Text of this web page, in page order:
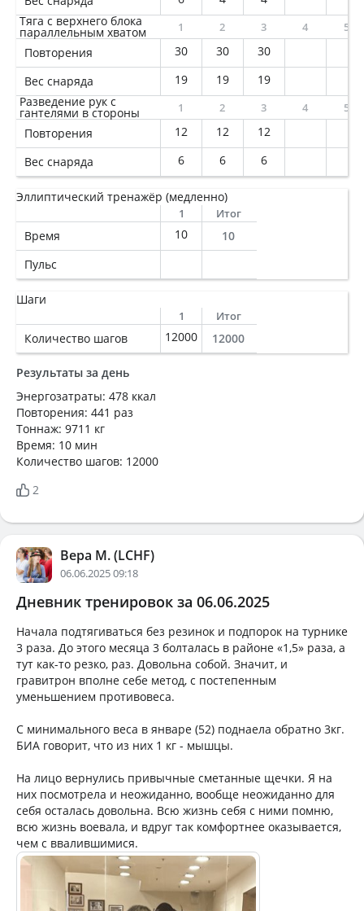
Тяга с верхнего блока
параллельным хватом 1 2 3 4 5
Повторения 30 30
30
Вес снаряда
19 19
19
Разведение рук с
гантелями в стороны 1 2 3 4 5
Повторения 12 12
12
Вес снаряда
6 6 6
Эллиптический тренажёр (медленно)
1 Итог
Время 10
10
Пульс
Шаги
1 Итог
Количество шагов 12000 12000
Результаты за день
Энергозатраты: 478 ккал
Повторения: 441 раз
Тоннаж: 9711 кг
Время: 10 мин
Количество шагов: 12000
2
Вера М. (LCHF)
06.06.2025 09:18
Дневник тренировок за 06.06.2025
Начала подтягиваться без резинок и подпорок на турнике
3 раза. До этого месяца 3 болталась в районе «1,5» раза, а
тут как-то резко, раз. Довольна собой. Значит, и
гравитрон вполне себе метод, с постепенным
уменьшением противовеса.
С минимального веса в январе (52) поднаела обратно 3кг.
БИА говорит, что из них 1 кг - мышцы.
На лицо вернулись привычные сметанные щечки. Я на
них посмотрела и неожиданно, вообще неожиданно для
себя осталась довольна. Всю жизнь себя с ними помню,
всю жизнь воевала, и вдруг так комфортнее оказывается,
чем с ввалившимися.